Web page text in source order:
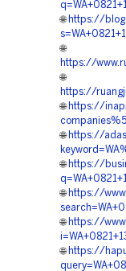
🌐 https://
🌐
https://
🌐
https://
🌐 https://
🌐 https://
🌐 https://
🌐 https://
🌐 https://
🌐 https://